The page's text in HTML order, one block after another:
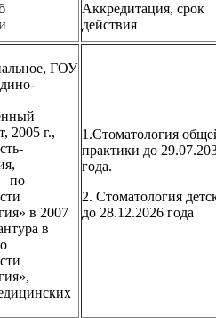
Аккредитация, срок
действия
ГОУ
2005 г.,
по
в 2007
в
1.Стоматология
практики до
года.
2. Стоматология
до 28.12.2026 года